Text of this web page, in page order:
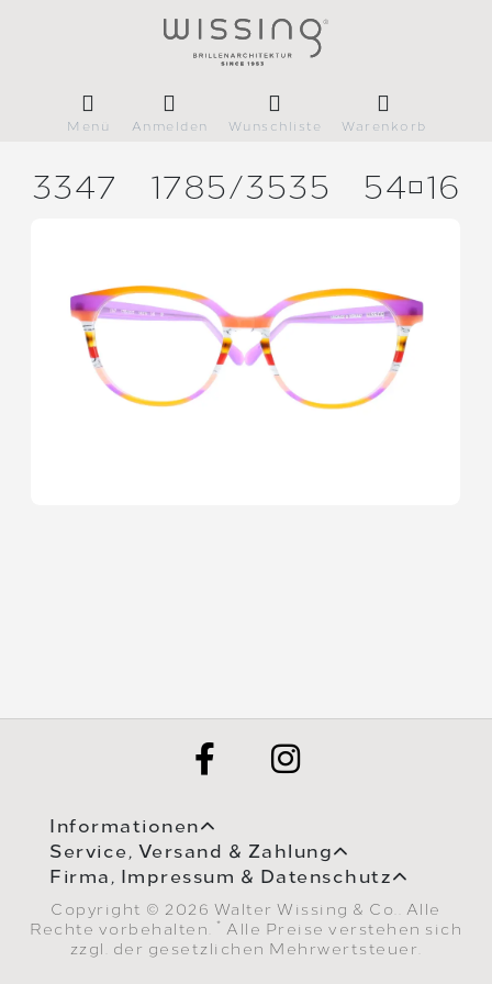
Menü Anmelden Wunschliste Warenkorb
3347 1785/3535 5416
Informationen
Service, Versand & Zahlung
Firma, Impressum & Datenschutz
Copyright © 2026 Walter Wissing & Co.. Alle
Rechte vorbehalten.
* Alle Preise verstehen sich
zzgl. der gesetzlichen Mehrwertsteuer.